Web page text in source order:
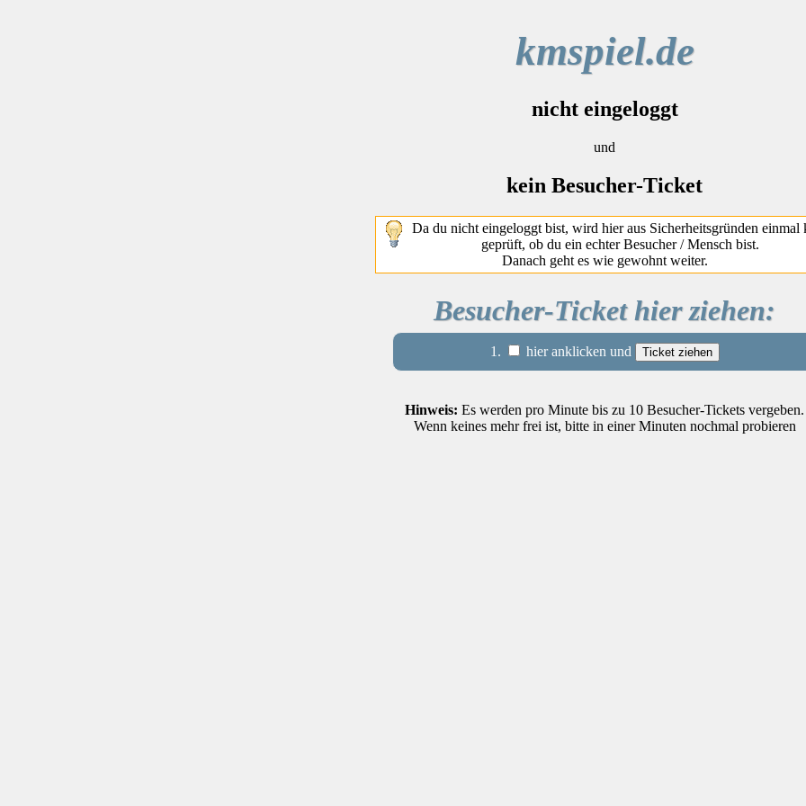
kmspiel.de
nicht eingeloggt
und
kein Besucher-Ticket
Da du nicht eingeloggt bist, wird hier aus Sicherheitsgründen einmal
geprüft, ob du ein echter Besucher / Mensch bist.
Danach geht es wie gewohnt weiter.
Besucher-Ticket hier ziehen:
1. hier anklicken und
Hinweis: Es werden pro Minute bis zu 10 Besucher-Tickets vergeben.
Wenn keines mehr frei ist, bitte in einer Minuten nochmal probieren